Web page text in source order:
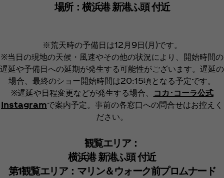
場所：横浜港 新港ふ頭 付近
※荒天時の予備日は12月9日(月)です。
※当日の現地の天候・風速やその他の状況により、開始時間の
遅延や予備日への延期が発生する可能性がございます。遅延の
場合、最終のショー開始時間は20:15頃となる予定です。​
※遅延や日程変更などが発生する場合、
コカ･コーラ公式
Instagramで案内予定。事前の各窓口への問合せはお控えく
ださい。
観覧エリア：​
横浜港 新港ふ頭 付近​
第1観覧エリア：マリン＆ウォーク前プロムナード​​